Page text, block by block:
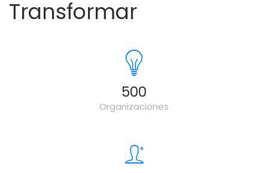
Transformar
500
Organizaciones